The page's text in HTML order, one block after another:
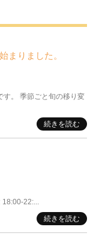
まりました。
す。 季節ごと旬の移り変
続きを読む
22:...
続きを読む